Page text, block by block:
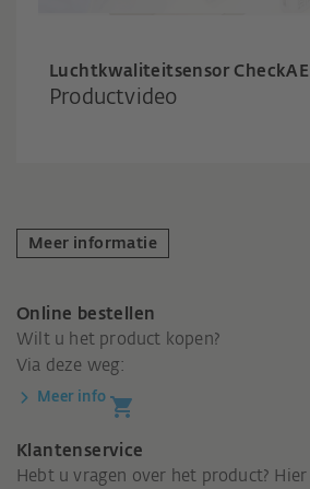
Luchtkwaliteitsensor
Productvideo
Meer informatie
Online bestellen
Wilt u het product kopen?
Via deze weg:
Meer info
Klantenservice
Hebt u vragen over het product?